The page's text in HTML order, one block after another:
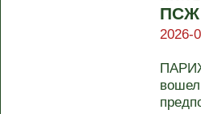
ПСЖ
2026-